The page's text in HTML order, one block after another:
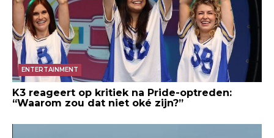
ENTERTAINMENT
K3 reageert op kritiek na Pride-optreden:
“Waarom zou dat niet oké zijn?”